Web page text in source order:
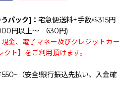
パック]： 宅急便送料+手数料315円
円以上～ 630円)
金、電子マネー及びクレジットカー
ト】をご利用頂けます。
550~（安全!銀行振込先払い、入金確